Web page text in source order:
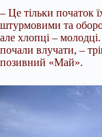
– Це тільки початок
штурмовими та
але хлопці –
почали влучати, –
позивний «Май».